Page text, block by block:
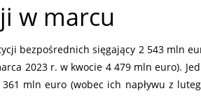
w marcu
bezpośrednich sięgający 2 543 mln
2023 r. w kwocie 4 479 mln euro).
mln euro (wobec ich napływu z